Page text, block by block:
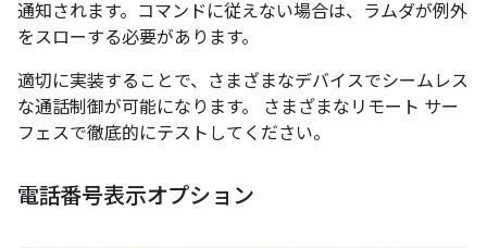
通知されます。コマンドに従えない場合は、ラムダが例外
をスローする必要があります。
適切に実装することで、さまざまなデバイスでシームレス
な通話制御が可能になります。 さまざまなリモート サー
フェスで徹底的にテストしてください。
電話番号表示オプション